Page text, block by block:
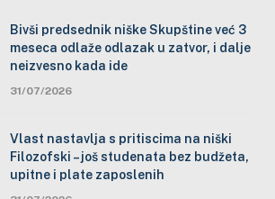
Bivši predsednik niške Skupštine već 3
meseca odlaže odlazak u zatvor, i dalje
neizvesno kada ide
31/07/2026
Vlast nastavlja s pritiscima na niški
Filozofski – još studenata bez budžeta,
upitne i plate zaposlenih